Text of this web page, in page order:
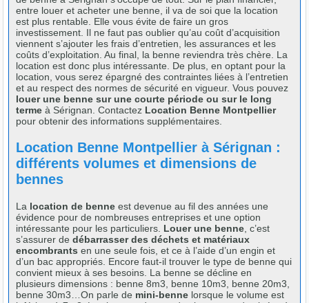
entre louer et acheter une benne, il va de soi que la location
est plus rentable. Elle vous évite de faire un gros
investissement. Il ne faut pas oublier qu’au coût d’acquisition
viennent s’ajouter les frais d’entretien, les assurances et les
coûts d’exploitation. Au final, la benne reviendra très chère. La
location est donc plus intéressante. De plus, en optant pour la
location, vous serez épargné des contraintes liées à l’entretien
et au respect des normes de sécurité en vigueur. Vous pouvez
louer une benne sur une courte période ou sur le long
terme à Sérignan. Contactez Location Benne Montpellier
pour obtenir des informations supplémentaires.
Location Benne Montpellier à Sérignan :
différents volumes et dimensions de
bennes
La location de benne est devenue au fil des années une
évidence pour de nombreuses entreprises et une option
intéressante pour les particuliers. Louer une benne , c’est
s’assurer dedébarrasser des déchets et matériaux
encombrants en une seule fois, et ce à l’aide d’un engin et
d’un bac appropriés. Encore faut-il trouver le type de benne qui
convient mieux à ses besoins. La benne se décline en
plusieurs dimensions : benne 8m3, benne 10m3, benne 20m3,
benne 30m3…On parle de mini-benne lorsque le volume est